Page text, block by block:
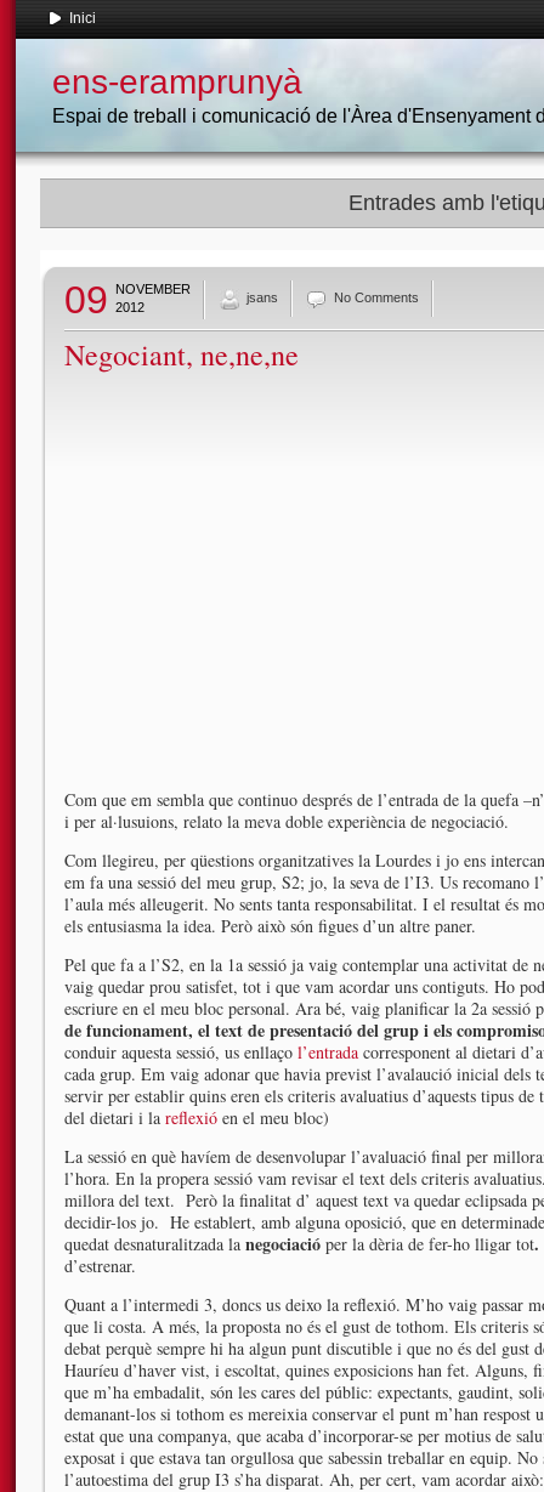
Inici
ens-eramprunyà
Espai de treball i comunicació de l'Àrea d'Ensenyament
Entrades amb
09
NOVEMBER
2012
jsans No Comments
Negociant, ne,ne,ne
Com que em sembla que continuo després de l’entrada de la quefa
i per al·lusuions, relato la meva doble experiència de negociació.
Com llegireu, per qüestions organitzatives la Lourdes i jo ens
em fa una sessió del meu grup, S2; jo, la seva de l’I3. Us recomano
l’aula més alleugerit. No sents tanta responsabilitat. I el resultat és
els entusiasma la idea. Però això són figues d’un altre paner.
Pel que fa a l’S2, en la 1a sessió ja vaig contemplar una activitat de
vaig quedar prou satisfet, tot i que vam acordar uns contiguts. Ho
escriure en el meu bloc personal. Ara bé, vaig planificar la 2a sessió
de funcionament, el text de presentació del grup i els
conduir aquesta sessió, us enllaço l’entrada corresponent al dietari
cada grup. Em vaig adonar que havia previst l’avalaució inicial dels
servir per establir quins eren els criteris avaluatius d’aquests tipus
del dietari i la reflexió en el meu bloc)
La sessió en què havíem de desenvolupar l’avaluació final per
l’hora. En la propera sessió vam revisar el text dels criteris
millora del text. Però la finalitat d’ aquest text va quedar eclipsada
decidir-los jo. He establert, amb alguna oposició, que en
quedat desnaturalitzada la negociació per la dèria de fer-ho lligar tot.
d’estrenar.
Quant a l’intermedi 3, doncs us deixo la reflexió. M’ho vaig passar
que li costa. A més, la proposta no és el gust de tothom. Els criteris
debat perquè sempre hi ha algun punt discutible i que no és del gust
Hauríeu d’haver vist, i escoltat, quines exposicions han fet.
que m’ha embadalit, són les cares del públic: expectants, gaudint,
demanant-los si tothom es mereixia conservar el punt m’han
estat que una companya, que acaba d’incorporar-se per motius de
exposat i que estava tan orgullosa que sabessin treballar en equip.
l’autoestima del grup I3 s’ha disparat. Ah, per cert, vam acordar això: